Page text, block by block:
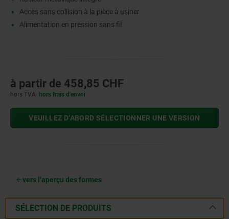
Accès sans collision à la pièce à usiner
Alimentation en pression sans fil
à partir de 458,85 CHF
hors TVA hors frais d’envoi
VEUILLEZ D’ABORD SÉLECTIONNER UNE VERSION
vers l’aperçu des formes
SÉLECTION DE PRODUITS